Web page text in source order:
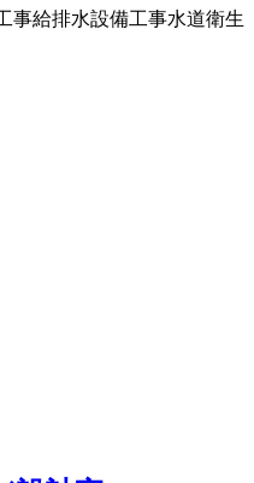
事給排水設備工事水道衛生